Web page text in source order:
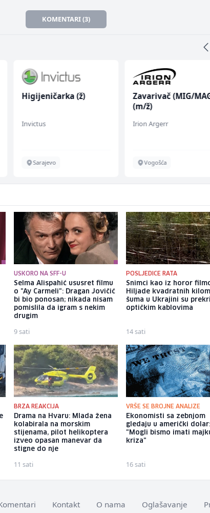
KOMENTARI (3)
Higijeničarka (ž)
Invictus
Sarajevo
Zavarivač (MIG/
(m/ž)
Irion Argerr
Vogošća
USKORO NA SFF-U
Selma Alispahić ususret filmu
o "Ay Carmeli": Dragan Jovičić
bi bio ponosan; nikada nisam
pomislila da igram s nekim
drugim
9 sati
POSLJEDICE RATA
Snimci kao iz horor
Hiljade kvadratnih
šuma u Ukrajini su
optičkim kablovima
14 sati
BRZA REAKCIJA
Drama na Hvaru: Mlada žena
kolabirala na morskim
stijenama, pilot helikoptera
izveo opasan manevar da
stigne do nje
11 sati
VRŠE SE BROJNE ANALIZE
Ekonomisti sa zebnjom
gledaju u američki dolar:
"Mogli bismo imati
kriza"
16 sati
Kontakt O nama Oglašavanje